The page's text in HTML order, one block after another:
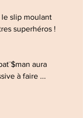
le slip moulant
superhéros !
aura
à faire ...